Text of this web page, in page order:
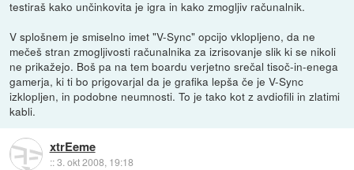
testiraš kako unčinkovita je igra in kako zmogljiv računalnik.
V splošnem je smiselno imet "V-Sync" opcijo vklopljeno, da ne
mečeš stran zmogljivosti računalnika za izrisovanje slik ki se nikoli
ne prikažejo. Boš pa na tem boardu verjetno srečal tisoč-in-enega
gamerja, ki ti bo prigovarjal da je grafika lepša če je V-Sync
izklopljen, in podobne neumnosti. To je tako kot z avdiofili in zlatimi
kabli.
xtrEeme
::3. okt 2008, 19:18